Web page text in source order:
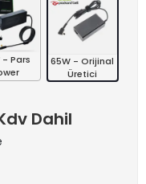
- Pars
65W - Orijinal
Üretici
Dahil